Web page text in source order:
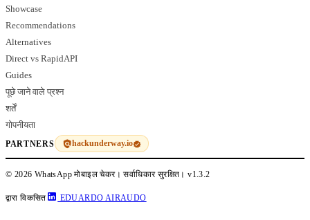
Showcase
Recommendations
Alternatives
Direct vs RapidAPI
Guides
पूछे जाने वाले प्रश्न
शर्तें
गोपनीयता
PARTNERS hackunderway.io
© 2026 WhatsApp मोबाइल चेकर। सर्वाधिकार सुरक्षित।v1.3.2
द्वारा विकसित EDUARDO AIRAUDO